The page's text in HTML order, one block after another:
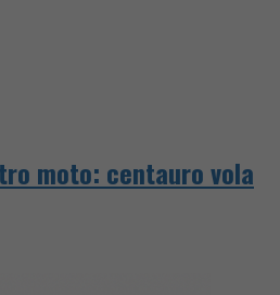
moto: centauro vola